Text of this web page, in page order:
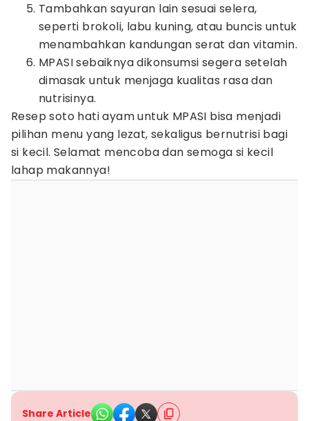
Tambahkan sayuran lain sesuai selera,
seperti brokoli, labu kuning, atau buncis untuk
menambahkan kandungan serat dan vitamin.
MPASI sebaiknya dikonsumsi segera setelah
dimasak untuk menjaga kualitas rasa dan
nutrisinya.
Resep soto hati ayam untuk MPASI bisa menjadi
pilihan menu yang lezat, sekaligus bernutrisi bagi
si kecil. Selamat mencoba dan semoga si kecil
lahap makannya!
Share Article